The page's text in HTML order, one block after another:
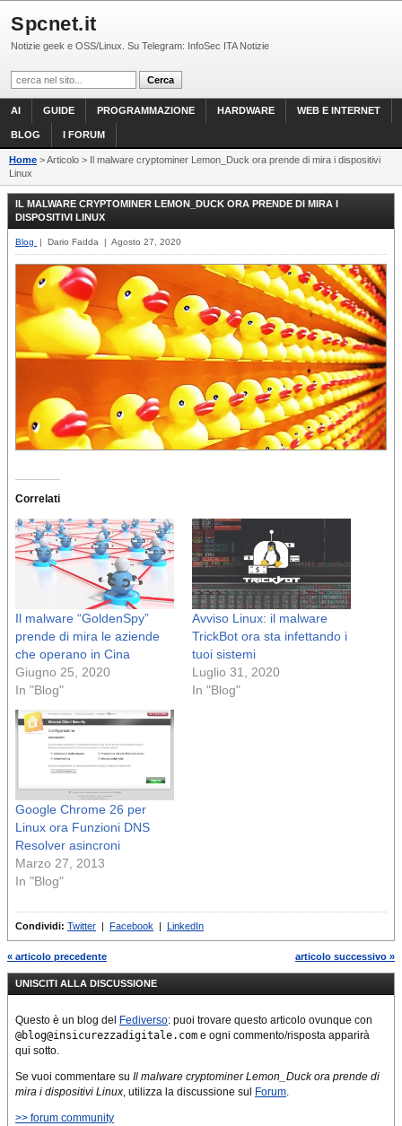
Spcnet.it
Notizie geek e OSS/Linux. Su Telegram: InfoSec ITA Notizie
AI GUIDE PROGRAMMAZIONE HARDWARE WEB E INTERNET
BLOG I FORUM
Home > Articolo > Il malware cryptominer Lemon_Duck ora prende di mira i dispositivi
Linux
IL MALWARE CRYPTOMINER LEMON_DUCK ORA PRENDE DI MIRA I
DISPOSITIVI LINUX
Blog | Dario Fadda | Agosto 27, 2020
Correlati
Il malware “GoldenSpy”
prende di mira le aziende
che operano in Cina
Giugno 25, 2020
In "Blog"
Avviso Linux: il malware
TrickBot ora sta infettando i
tuoi sistemi
Luglio 31, 2020
In "Blog"
Google Chrome 26 per
Linux ora Funzioni DNS
Resolver asincroni
Marzo 27, 2013
In "Blog"
Condividi: Twitter Facebook LinkedIn
« articolo precedente articolo successivo »
UNISCITI ALLA DISCUSSIONE
Questo è un blog del Fediverso: puoi trovare questo articolo ovunque con
@blog@insicurezzadigitale.com e ogni commento/risposta apparirà
qui sotto.
Se vuoi commentare su Il malware cryptominer Lemon_Duck ora prende di
mira i dispositivi Linux, utilizza la discussione sul Forum.
>> forum community